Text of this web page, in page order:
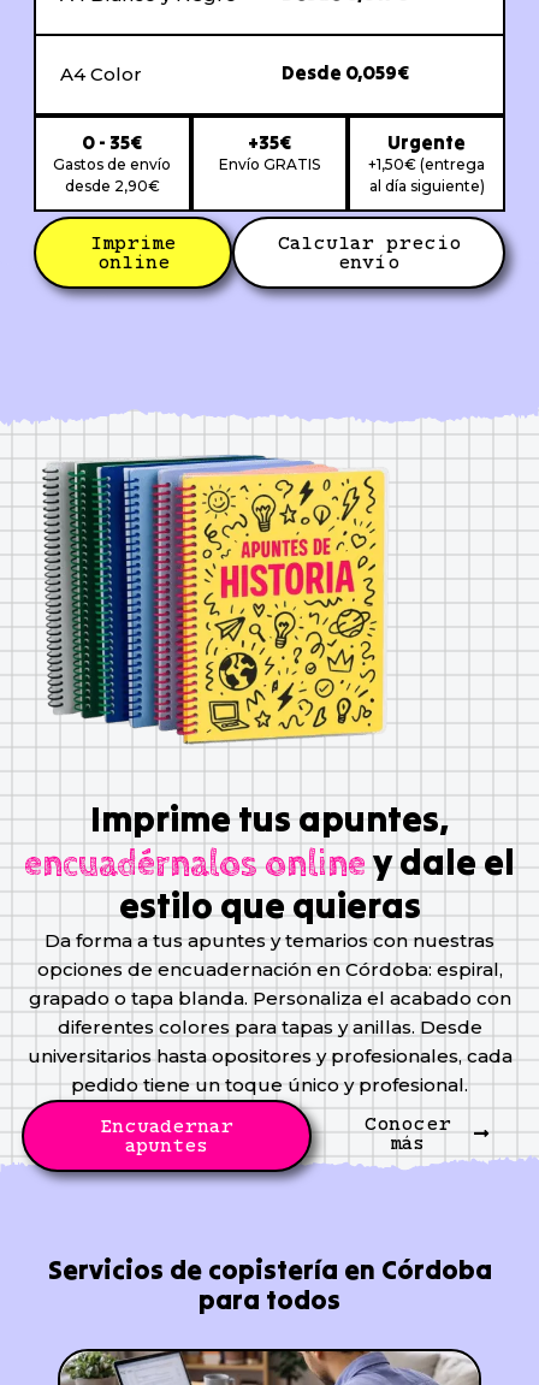
A4 Color Desde 0,059€
0 - 35€
Gastos de envío
desde 2,90€
+35€
Envío GRATIS
Urgente
+1,50€ (entrega
al día siguiente)
Imprime
online
Calcular precio
envío
Imprime tus apuntes,
encuadérnalos online y dale el
estilo que quieras
Da forma a tus apuntes y temarios con nuestras
opciones de encuadernación en Córdoba: espiral,
grapado o tapa blanda. Personaliza el acabado con
diferentes colores para tapas y anillas. Desde
universitarios hasta opositores y profesionales, cada
pedido tiene un toque único y profesional.
Encuadernar
apuntes
Conocer
más
Servicios de copistería en Córdoba
para todos